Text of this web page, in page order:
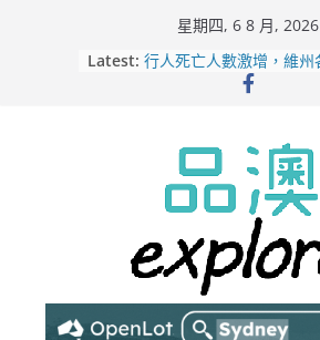
星期四, 6 8 月, 2026
Latest: 行人死亡人數激增，維州
美商二手巨頭進駐吉朗，
憂生存空間遭擠壓
電動車電池爭端隱憂浮現
澳洲恐迎訴訟浪潮
拒絕白工！ Aldi涉強迫無
5500萬澳元和解